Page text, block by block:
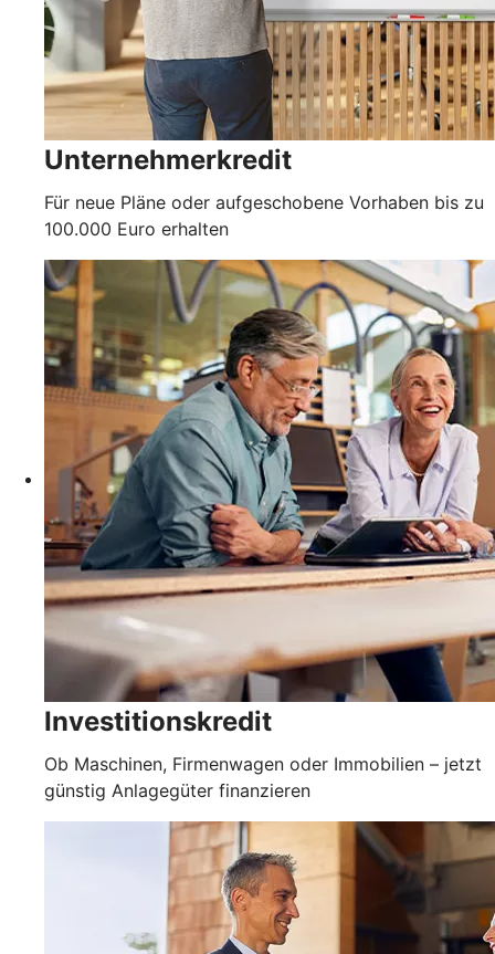
Unternehmerkredit
Für neue Pläne oder aufgeschobene Vorhaben bis zu
100.000 Euro erhalten
Investitionskredit
Ob Maschinen, Firmenwagen oder Immobilien – jetzt
günstig Anlagegüter finanzieren